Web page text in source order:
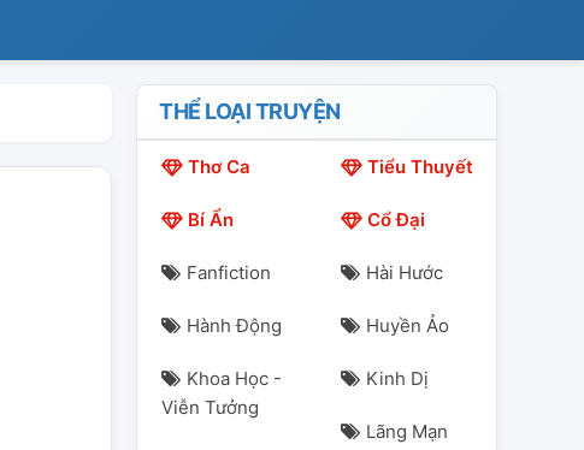
THỂ LOẠI TRUYỆN
Thơ Ca Tiểu Thuyết
Bí Ẩn Cổ Đại
Fanfiction Hài Hước
Hành Động Huyền Ảo
Khoa Học -
Viễn Tưởng
Kinh Dị
Lãng Mạn